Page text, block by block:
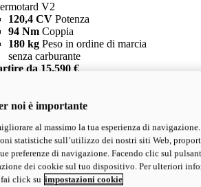
V2
120,4 CV Potenza
94 Nm Coppia
180 kg Peso in ordine di marcia
senza carburante
da 15.590 €
V2 SP
120,4 CVPotenza
94 NmCoppia
177 kgPeso in ordine di marcia
senza carburante
noi è importante
al massimo la tua esperienza di
statistiche sull’utilizzo dei nostri siti Web,
preferenze di navigazione. Facendo clic sul
dei cookie sul tuo dispositivo. Per ulteriori
click su impostazioni cookie